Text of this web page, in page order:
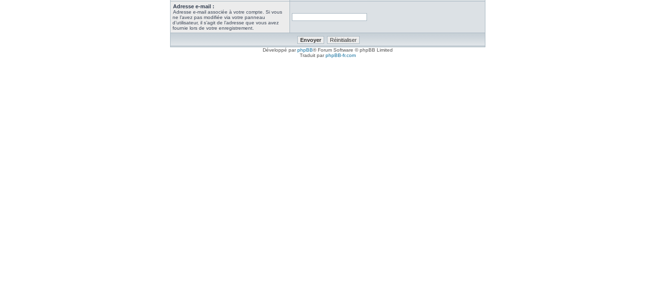
Adresse e-mail :
Adresse e-mail associée à votre compte. Si vous
ne l’avez pas modifiée via votre panneau
d’utilisateur, il s’agit de l’adresse que vous avez
fournie lors de votre enregistrement.
Développé parphpBB® Forum Software © phpBB Limited
Traduit parphpBB-fr.com